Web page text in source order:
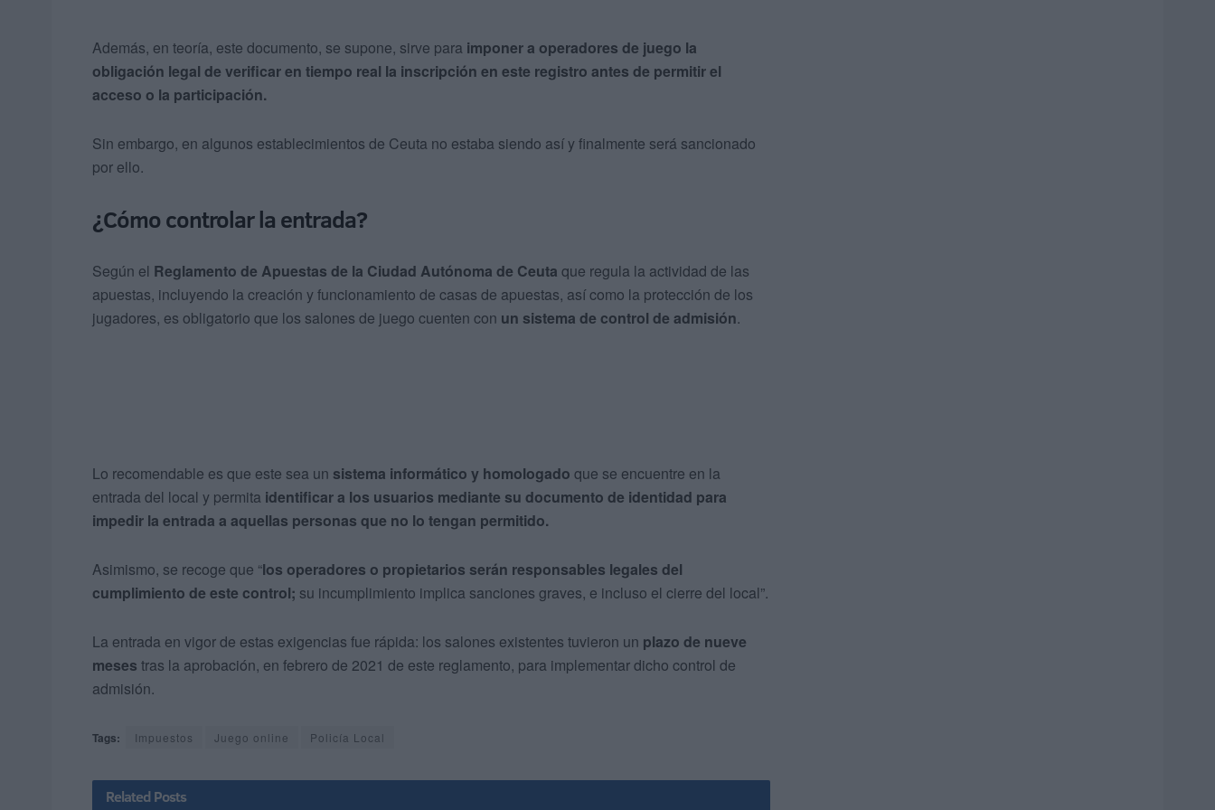
Además, en teoría, este documento, se supone, sirve para imponer a operadores de juego la
obligación legal de verificar en tiempo real la inscripción en este registro antes de permitir el
acceso o la participación.
Sin embargo, en algunos establecimientos de Ceuta no estaba siendo así y finalmente será sancionado
por ello.
¿Cómo controlar la entrada?
Según el Reglamento de Apuestas de la Ciudad Autónoma de Ceuta que regula la actividad de las
apuestas, incluyendo la creación y funcionamiento de casas de apuestas, así como la protección de los
jugadores, es obligatorio que los salones de juego cuenten con un sistema de control de admisión.
Lo recomendable es que este sea un sistema informático y homologado que se encuentre en la
entrada del local y permita identificar a los usuarios mediante su documento de identidad para
impedir la entrada a aquellas personas que no lo tengan permitido.
Asimismo, se recoge que “los operadores o propietarios serán responsables legales del
cumplimiento de este control; su incumplimiento implica sanciones graves, e incluso el cierre del local”.
La entrada en vigor de estas exigencias fue rápida: los salones existentes tuvieron un plazo de nueve
meses tras la aprobación, en febrero de 2021 de este reglamento, para implementar dicho control de
admisión.
Tags: Impuestos Juego online Policía Local
Related Posts